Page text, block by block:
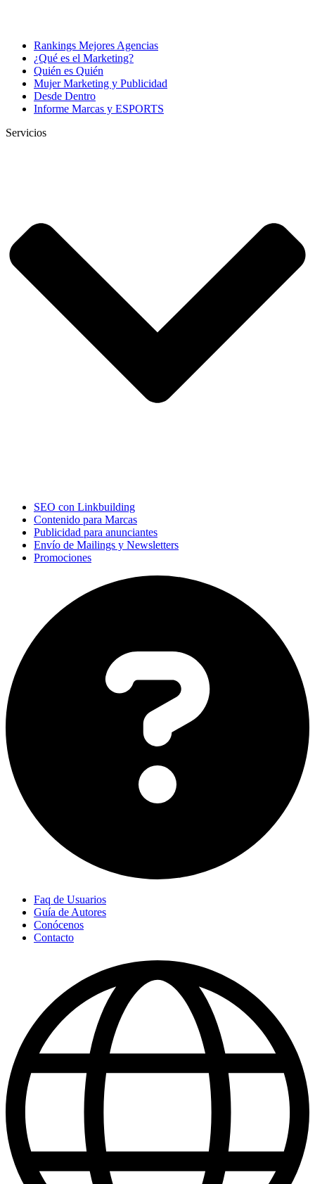
Rankings Mejores Agencias
¿Qué es el Marketing?
Quién es Quién
Mujer Marketing y Publicidad
Desde Dentro
Informe Marcas y ESPORTS
Servicios
SEO con Linkbuilding
Contenido para Marcas
Publicidad para anunciantes
Envío de Mailings y Newsletters
Promociones
Faq de Usuarios
Guía de Autores
Conócenos
Contacto